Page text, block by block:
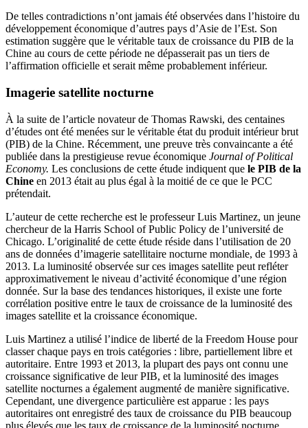
De telles contradictions n’ont jamais été observées dans l’histoire du
développement économique d’autres pays d’Asie de l’Est. Son
estimation suggère que le véritable taux de croissance du PIB de la
Chine au cours de cette période ne dépasserait pas un tiers de
l’affirmation officielle et serait même probablement inférieur.
Imagerie satellite nocturne
À la suite de l’article novateur de Thomas Rawski, des centaines
d’études ont été menées sur le véritable état du produit intérieur brut
(PIB) de la Chine. Récemment, une preuve très convaincante a été
publiée dans la prestigieuse revue économique Journal of Political
Economy. Les conclusions de cette étude indiquent que le PIB de la
Chine en 2013 était au plus égal à la moitié de ce que le PCC
prétendait.
L’auteur de cette recherche est le professeur Luis Martinez, un jeune
chercheur de la Harris School of Public Policy de l’université de
Chicago. L’originalité de cette étude réside dans l’utilisation de 20
ans de données d’imagerie satellitaire nocturne mondiale, de 1993 à
2013. La luminosité observée sur ces images satellite peut refléter
approximativement le niveau d’activité économique d’une région
donnée. Sur la base des tendances historiques, il existe une forte
corrélation positive entre le taux de croissance de la luminosité des
images satellite et la croissance économique.
Luis Martinez a utilisé l’indice de liberté de la Freedom House pour
classer chaque pays en trois catégories : libre, partiellement libre et
autoritaire. Entre 1993 et 2013, la plupart des pays ont connu une
croissance significative de leur PIB, et la luminosité des images
satellite nocturnes a également augmenté de manière significative.
Cependant, une divergence particulière est apparue : les pays
autoritaires ont enregistré des taux de croissance du PIB beaucoup
plus élevés que les taux de croissance de la luminosité nocturne